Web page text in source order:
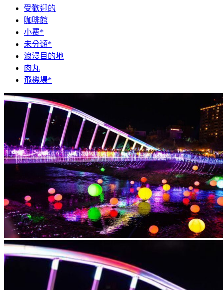
受歡迎的
咖啡館
小费*
未分類*
浪漫目的地
肉丸
飛機場*